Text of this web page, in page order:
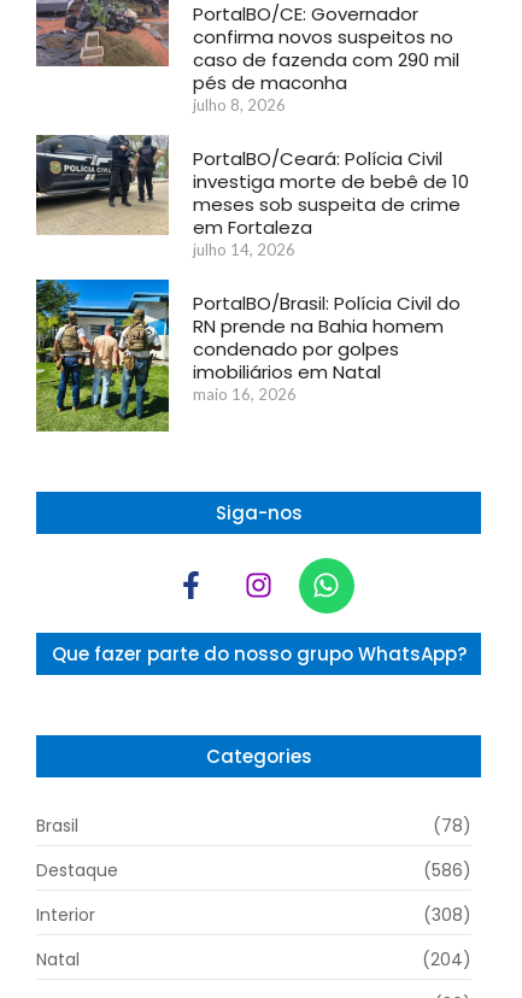
PortalBO/CE: Governador
confirma novos suspeitos no
caso de fazenda com 290 mil
pés de maconha
julho 8, 2026
PortalBO/Ceará: Polícia Civil
investiga morte de bebê de 10
meses sob suspeita de crime
em Fortaleza
julho 14, 2026
PortalBO/Brasil: Polícia Civil do
RN prende na Bahia homem
condenado por golpes
imobiliários em Natal
maio 16, 2026
Siga-nos
Que fazer parte do nosso grupo WhatsApp?
Categories
Brasil
(78)
Destaque
(586)
Interior
(308)
Natal
(204)